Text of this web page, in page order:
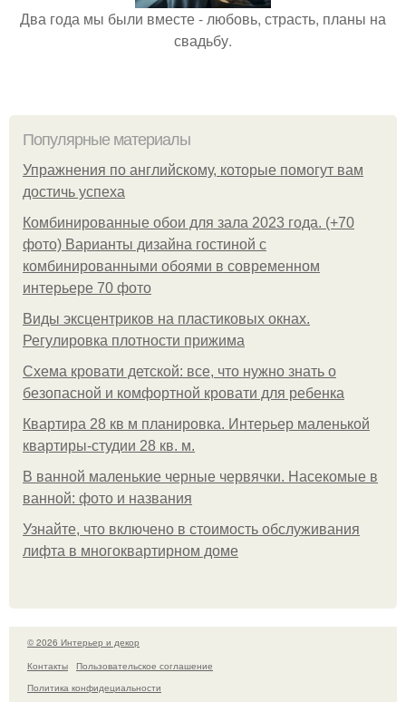
Два года мы были вместе - любовь, страсть, планы на
свадьбу.
Популярные материалы
Упражнения по английскому, которые помогут вам
достичь успеха
Комбинированные обои для зала 2023 года. (+70
фото) Варианты дизайна гостиной с
комбинированными обоями в современном
интерьере 70 фото
Виды эксцентриков на пластиковых окнах.
Регулировка плотности прижима
Схема кровати детской: все, что нужно знать о
безопасной и комфортной кровати для ребенка
Квартира 28 кв м планировка. Интерьер маленькой
квартиры-студии 28 кв. м.
В ванной маленькие черные червячки. Насекомые в
ванной: фото и названия
Узнайте, что включено в стоимость обслуживания
лифта в многоквартирном доме
© 2026 Интерьер и декор
Контакты
Пользовательское соглашение
Политика конфидециальности